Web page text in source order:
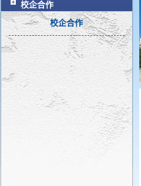
校企合作
校企合作